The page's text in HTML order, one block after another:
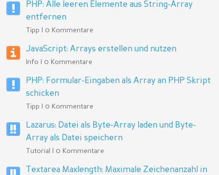
PHP: Alle leeren Elemente aus String-Array
entfernen
Tipp | 0 Kommentare
JavaScript: Arrays erstellen und nutzen
Info | 0 Kommentare
PHP: Formular-Eingaben als Array an PHP Skript
schicken
Tipp | 0 Kommentare
Lazarus: Datei als Byte-Array laden und Byte-
Array als Datei speichern
Tutorial | 0 Kommentare
Textarea Maxlength: Maximale Zeichenanzahl in